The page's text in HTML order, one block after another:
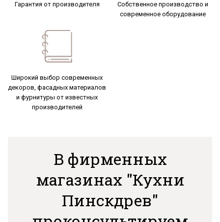
Гарантия от производителя
Собственное производство и
современное оборудование
Широкий выбор современных
декоров, фасадных материалов
и фурнитуры от известных
производителей
В фирменных
магазинах "Кухни
Пинскдрев"